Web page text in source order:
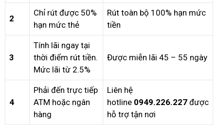
2
Chỉ rút được 50%
hạn mức thẻ
Rút toàn bộ 100% hạn mức
tiền
3
Tính lãi ngay tại
thời điểm rút tiền.
Mức lãi từ 2.5%
Được miễn lãi 45 – 55 ngày
4
Phải đến trực tiếp
ATM hoặc ngân
hàng
Liên hệ
hotline 0949.226.227 được
hỗ trợ tận nơi